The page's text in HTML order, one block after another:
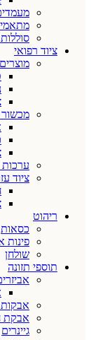
סוללות
ציוד רפואי
מכשור
ציוד
ריהוט
כסאות
פינות
שולחן
תוספי תזונה
אבקות
אבקת
גיינרים